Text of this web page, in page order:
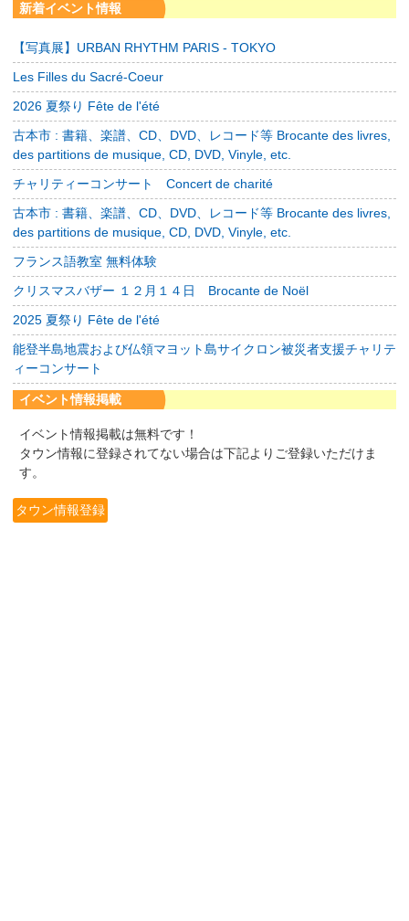
新着イベント情報
【写真展】URBAN RHYTHM PARIS - TOKYO
Les Filles du Sacré-Coeur
2026 夏祭り Fête de l'été
古本市 : 書籍、楽譜、CD、DVD、レコード等 Brocante des livres,
des partitions de musique, CD, DVD, Vinyle, etc.
チャリティーコンサート Concert de charité
古本市 : 書籍、楽譜、CD、DVD、レコード等 Brocante des livres,
des partitions de musique, CD, DVD, Vinyle, etc.
フランス語教室 無料体験
クリスマスバザー １２月１４日 Brocante de Noël
2025 夏祭り Fête de l'été
能登半島地震および仏領マヨット島サイクロン被災者支援チャリテ
ィーコンサート
イベント情報掲載
イベント情報掲載は無料です！
タウン情報に登録されてない場合は下記よりご登録いただけま
す。
タウン情報登録